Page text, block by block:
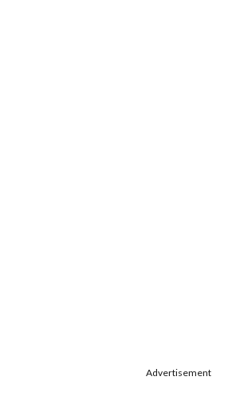
Advertisement